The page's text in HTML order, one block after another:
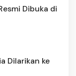
Dibuka di
Dilarikan ke